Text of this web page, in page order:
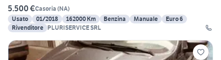
5.500 €Casoria (NA)
Usato
01/2018 162000 Km Benzina Manuale
Euro 6
Rivenditore PLURISERVICE SRL